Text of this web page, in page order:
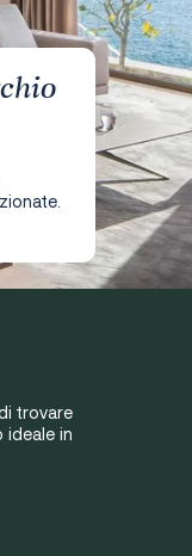
trovare
ideale in